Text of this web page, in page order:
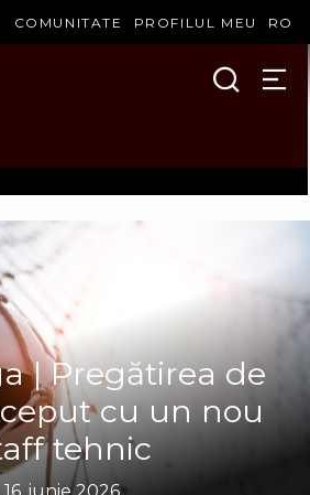
COMUNITATE PROFILUL MEU RO
| Pregătirea de
cu un nou
tehnic
16. iunie 2026.